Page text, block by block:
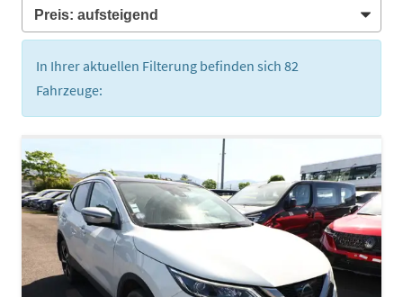
In Ihrer aktuellen Filterung befinden sich 82
Fahrzeuge: